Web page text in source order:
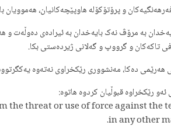
و پرۆتۆکۆلە هاوپێچەکانیان،
بە مرۆڤ نەک بایەخدان بە ئیرادەی
تاکەکان و گرووپ و گەلانی ژیردەستی بکا.
دەکا، مەنشووری رێکخراوی نەتەوە
threat or use of force against
in any other